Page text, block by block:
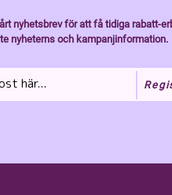
nyhetsbrev för att få tidiga rabatt-
nyheterns och kampanjinformation.